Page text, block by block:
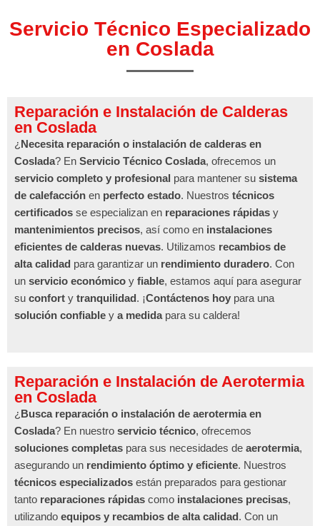
Servicio Técnico Especializado
en Coslada
Reparación e Instalación de Calderas
en Coslada
¿ Necesita reparación o instalación de calderas en
Coslada? En Servicio Técnico Coslada, ofrecemos un
servicio completo y profesional para mantener su sistema
de calefacción en perfecto estado. Nuestros técnicos
certificados se especializan en reparaciones rápidas y
mantenimientos precisos, así como en instalaciones
eficientes de calderas nuevas. Utilizamos recambios de
alta calidad para garantizar un rendimiento duradero. Con
un servicio económico y fiable, estamos aquí para asegurar
su confort y tranquilidad. ¡Contáctenos hoy para una
solución confiable y a medidapara su caldera!
Reparación e Instalación de Aerotermia
en Coslada
¿ Busca reparación o instalación de aerotermia en
Coslada? En nuestro servicio técnico, ofrecemos
soluciones completas para sus necesidades de aerotermia,
asegurando un rendimiento óptimo y eficiente. Nuestros
técnicos especializados están preparados para gestionar
tanto reparaciones rápidas como instalaciones precisas,
utilizando equipos y recambios de alta calidad. Con un